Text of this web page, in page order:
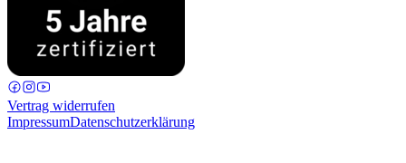
Vertrag widerrufen
ImpressumDatenschutzerklärung